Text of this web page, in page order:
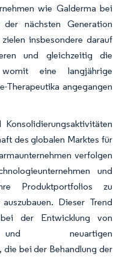
wie Galderma bei
nächsten Generation
insbesondere darauf
und gleichzeitig die
eine langjährige
Therapeutika angegangen
des globalen Marktes für
verfolgen
und
Produktportfolios zu
Dieser Trend
der Entwicklung von
und neuartigen
bei der Behandlung der